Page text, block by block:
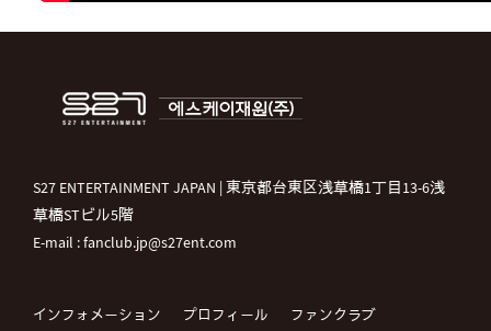
S27 ENTERTAINMENT JAPAN | 東京都台東区浅草橋1丁目13-6浅
草橋STビル5階
E-mail : fanclub.jp@s27ent.com
インフォメーション プロフィール ファンクラブ